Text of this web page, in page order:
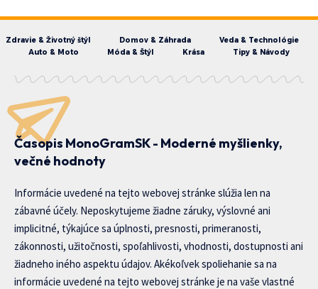
Zdravie & Životný štýl Domov & Záhrada
Veda & Technológie
Auto & Moto
Móda & Štýl Krása Tipy & Návody
Časopis MonoGramSK - Moderné myšlienky,
večné hodnoty
Informácie uvedené na tejto webovej stránke slúžia len na
zábavné účely. Neposkytujeme žiadne záruky, výslovné ani
implicitné, týkajúce sa úplnosti, presnosti, primeranosti,
zákonnosti, užitočnosti, spoľahlivosti, vhodnosti, dostupnosti ani
žiadneho iného aspektu údajov. Akékoľvek spoliehanie sa na
informácie uvedené na tejto webovej stránke je na vaše vlastné